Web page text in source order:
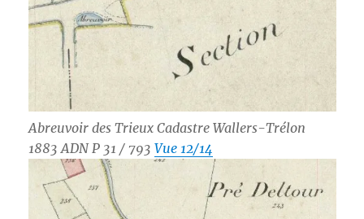
Abreuvoir des Trieux Cadastre Wallers-Trélon
1883 ADN P 31 / 793 Vue 12/14